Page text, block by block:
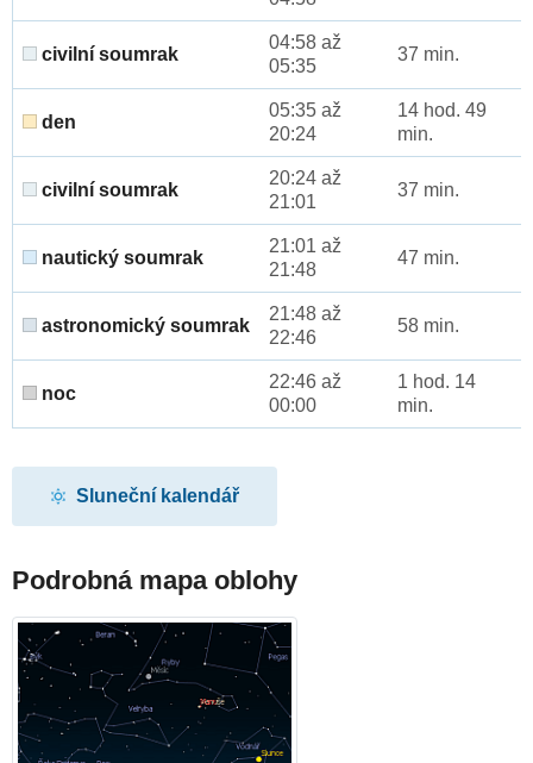
civilní soumrak
04:58 až
05:35
37 min.
den
05:35 až
20:24
14 hod. 49
min.
civilní soumrak
20:24 až
21:01
37 min.
nautický soumrak
21:01 až
21:48
47 min.
astronomický soumrak
21:48 až
22:46
58 min.
noc
22:46 až
00:00
1 hod. 14
min.
Sluneční kalendář
Podrobná mapa oblohy